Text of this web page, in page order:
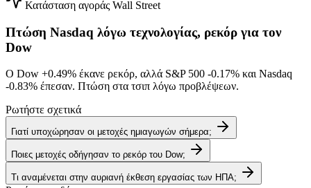
Κατάσταση αγοράς Wall Street
Πτώση Nasdaq λόγω τεχνολογίας, ρεκόρ για τον
Dow
Ο Dow +0.49% έκανε ρεκόρ, αλλά S&P 500 -0.17% και Nasdaq
-0.83% έπεσαν. Πτώση στα τσιπ λόγω προβλέψεων.
Ρωτήστε σχετικά
Γιατί υποχώρησαν οι μετοχές ημιαγωγών σήμερα;
Ποιες μετοχές οδήγησαν το ρεκόρ του Dow;
Τι αναμένεται στην αυριανή έκθεση εργασίας των ΗΠΑ;